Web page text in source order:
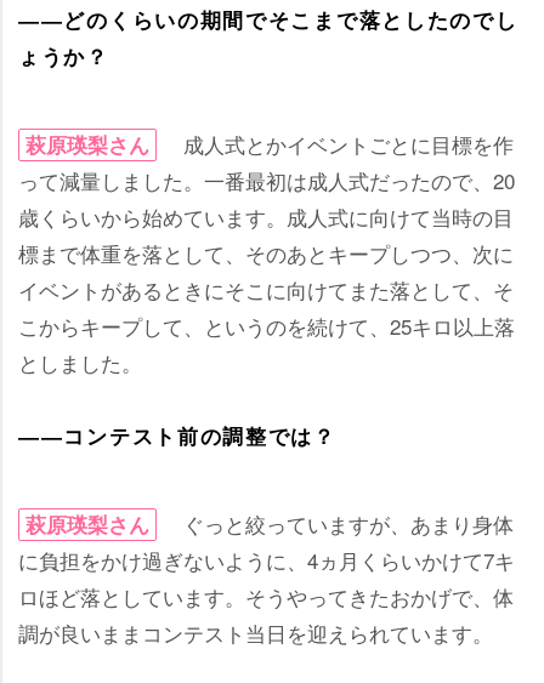
――どのくらいの期間でそこまで落としたのでし
ょうか？
萩原瑛梨さん
成人式とかイベントごとに目標を作
って減量しました。一番最初は成人式だったので、20
歳くらいから始めています。成人式に向けて当時の目
標まで体重を落として、そのあとキープしつつ、次に
イベントがあるときにそこに向けてまた落として、そ
こからキープして、というのを続けて、25キロ以上落
としました。
――コンテスト前の調整では？
萩原瑛梨さん
ぐっと絞っていますが、あまり身体
に負担をかけ過ぎないように、4ヵ月くらいかけて7キ
ロほど落としています。そうやってきたおかげで、体
調が良いままコンテスト当日を迎えられています。